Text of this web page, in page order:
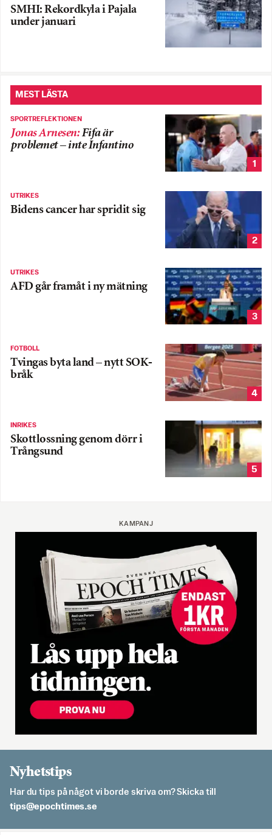
SMHI: Rekordkyla i Pajala
under januari
MEST LÄSTA
SPORTREFLEKTIONEN
Jonas Arnesen:Fifa är
problemet – inte Infantino
1
UTRIKES
Bidens cancer har spridit sig
2
UTRIKES
AFD går framåt i ny mätning
3
FOTBOLL
Tvingas byta land – nytt SOK-
bråk
4
INRIKES
Skottlossning genom dörr i
Trångsund
5
KAMPANJ
Nyhetstips
Har du tips på något vi borde skriva om? Skicka till
es.semithcope@spit